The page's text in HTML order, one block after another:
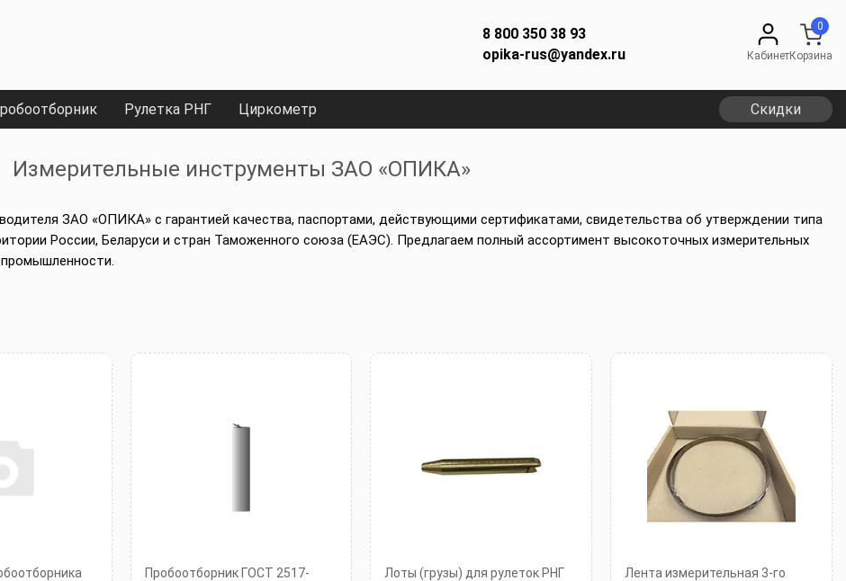
8 800 350 38 93
opika-rus@yandex.ru
Кабинет
0
Корзина
Рулетка РНГ Циркометр Скидки
Измерительные инструменты ЗАО «ОПИКА»
ЗАО «ОПИКА» с гарантией качества, паспортами, действующими сертификатами, свидетельства об утверждении типа
России, Беларуси и стран Таможенного союза (ЕАЭС). Предлагаем полный ассортимент высокоточных измерительных
Пробоотборник ГОСТ 2517-
Лоты (грузы) для рулеток РНГ
Лента измерительная 3-го